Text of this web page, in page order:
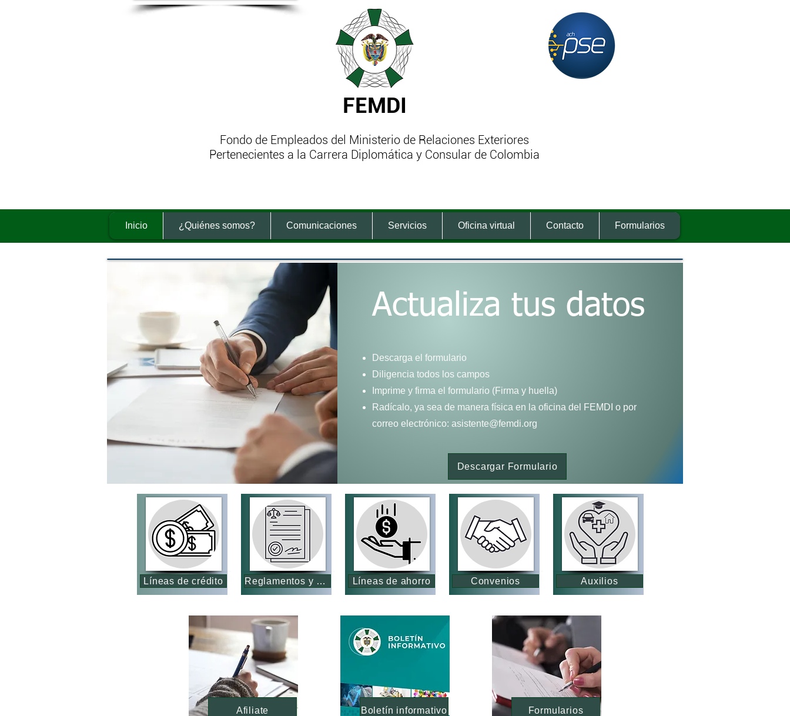
FEMDI
Fondo de Empleados del Ministerio de Relaciones Exteriores
Pertenecientes a la Carrera Diplomática y Consular de Colombia
Inicio ¿Quiénes somos? Comunicaciones Servicios Oficina virtual Contacto Formularios
Actualiza tus datos
Descarga el formulario
Diligencia todos los campos
Imprime y firma el formulario (Firma y huella)
Radícalo, ya sea de manera física en la oficina del FEMDI o por
correo electrónico: asistente@femdi.org
Descargar Formulario
Líneas de crédito Reglamentos y estatutos Líneas de ahorro Convenios Auxilios
Afiliate Boletín informativo Formularios